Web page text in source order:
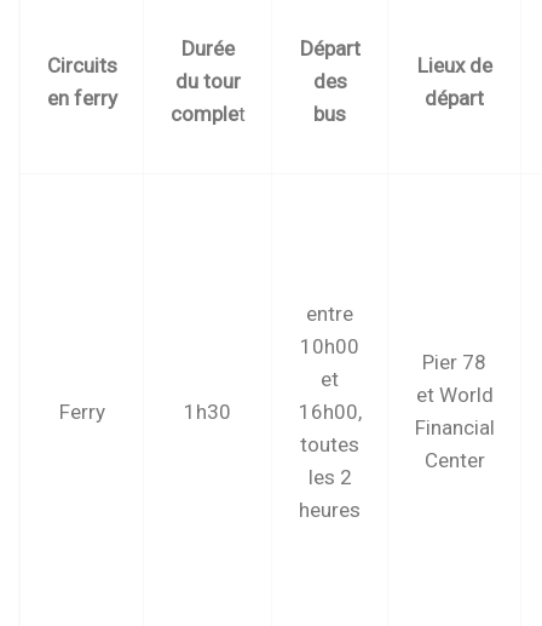
Circuits
en ferry
Durée
du tour
complet
Départ
des
bus
Lieux de
départ
Ferry 1h30
entre
10h00
et
16h00,
toutes
les 2
heures
Pier 78
et World
Financial
Center